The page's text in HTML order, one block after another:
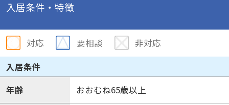
入居条件・特徴
対応 要相談
非対応
入居条件
年齢
おおむね65歳以上